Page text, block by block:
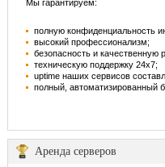
Мы гарантируем:
полную конфиденциальность
высокий профессионализм;
безопасность и качественную
техническую поддержку 24х7;
uptime наших сервисов
полный, автоматизированный
Аренда серверов